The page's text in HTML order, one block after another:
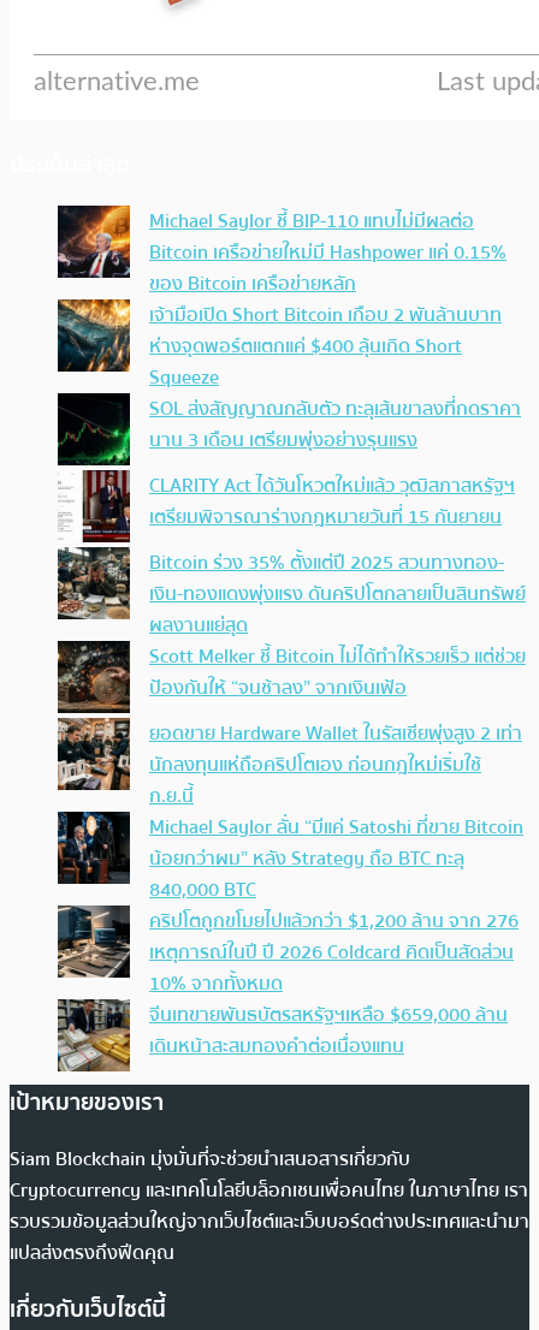
Michael Saylor ชี้ BIP-110 แทบไม่มีผลต่อ
Bitcoin เครือข่ายใหม่มี Hashpower แค่ 0.15%
ของ Bitcoin เครือข่ายหลัก
เจ้ามือเปิด Short Bitcoin เกือบ 2 พันล้านบาท
ห่างจุดพอร์ตแตกแค่ $400 ลุ้นเกิด Short
Squeeze
SOL ส่งสัญญาณกลับตัว ทะลุเส้นขาลงที่กดราคา
นาน 3 เดือน เตรียมพุ่งอย่างรุนแรง
CLARITY Act ได้วันโหวตใหม่แล้ว วุฒิสภาสหรัฐฯ
เตรียมพิจารณาร่างกฎหมายวันที่ 15 กันยายน
Bitcoin ร่วง 35% ตั้งแต่ปี 2025 สวนทางทอง-
เงิน-ทองแดงพุ่งแรง ดันคริปโตกลายเป็นสินทรัพย์
ผลงานแย่สุด
Scott Melker ชี้ Bitcoin ไม่ได้ทำให้รวยเร็ว แต่ช่วย
ป้องกันให้ “จนช้าลง” จากเงินเฟ้อ
ยอดขาย Hardware Wallet ในรัสเซียพุ่งสูง 2 เท่า
นักลงทุนแห่ถือคริปโตเอง ก่อนกฎใหม่เริ่มใช้
ก.ย.นี้
Michael Saylor ลั่น “มีแค่ Satoshi ที่ขาย Bitcoin
น้อยกว่าผม” หลัง Strategy ถือ BTC ทะลุ
840,000 BTC
คริปโตถูกขโมยไปแล้วกว่า $1,200 ล้าน จาก 276
เหตุการณ์ในปี ปี 2026 Coldcard คิดเป็นสัดส่วน
10% จากทั้งหมด
จีนเทขายพันธบัตรสหรัฐฯเหลือ $659,000 ล้าน
เดินหน้าสะสมทองคำต่อเนื่องแทน
เป้าหมายของเรา
Siam Blockchain มุ่งมั่นที่จะช่วยนำเสนอสารเกี่ยวกับ
Cryptocurrency และเทคโนโลยีบล็อกเชนเพื่อคนไทย ในภาษาไทย เรา
รวบรวมข้อมูลส่วนใหญ่จากเว็บไซต์และเว็บบอร์ดต่างประเทศและนำมา
แปลส่งตรงถึงฟีดคุณ
เกี่ยวกับเว็บไซต์นี้